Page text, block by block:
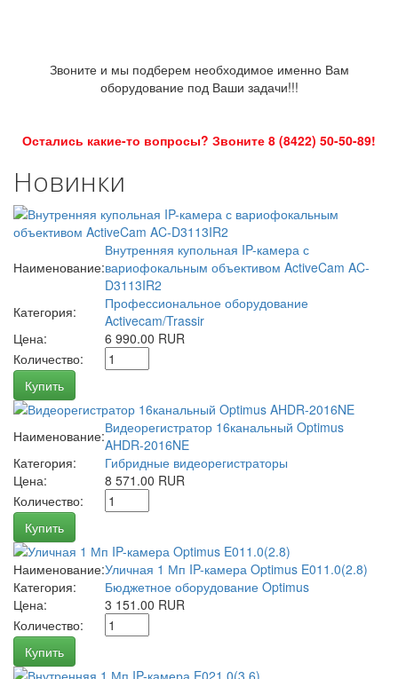
Звоните и мы подберем необходимое именно Вам
оборудование под Ваши задачи!!!
Остались какие-то вопросы? Звоните 8 (8422) 50-50-89!
Новинки
Наименование:
Внутренняя купольная IP-камера с
вариофокальным объективом ActiveCam AC-
D3113IR2
Категория:
Профессиональное оборудование
Activecam/Trassir
Цена:
6 990.00 RUR
Количество:
Купить
Наименование:Видеорегистратор 16канальный Optimus
AHDR-2016NE
Категория:
Гибридные видеорегистраторы
Цена:
8 571.00 RUR
Количество:
Купить
Наименование:Уличная 1 Мп IP-камера Optimus E011.0(2.8)
Категория:
Бюджетное оборудование Optimus
Цена:
3 151.00 RUR
Количество:
Купить